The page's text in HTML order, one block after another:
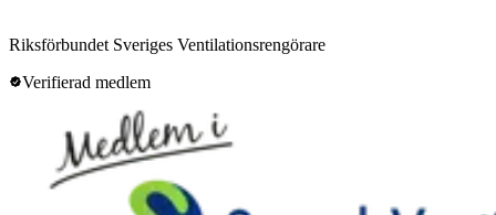
Riksförbundet Sveriges Ventilationsrengörare
Verifierad medlem